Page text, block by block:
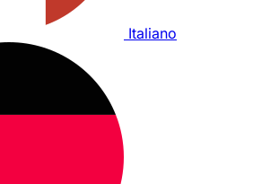
Italiano